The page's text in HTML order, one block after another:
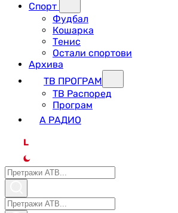
Спорт
Фудбал
Кошарка
Тенис
Остали спортови
Архива
ТВ ПРОГРАМ
ТВ Распоред
Програм
А РАДИО
L